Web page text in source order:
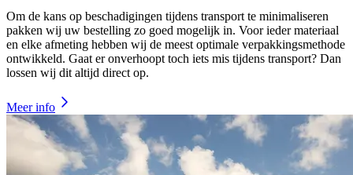
Om de kans op beschadigingen tijdens transport te minimaliseren
pakken wij uw bestelling zo goed mogelijk in. Voor ieder materiaal
en elke afmeting hebben wij de meest optimale verpakkingsmethode
ontwikkeld. Gaat er onverhoopt toch iets mis tijdens transport? Dan
lossen wij dit altijd direct op.
Meer info